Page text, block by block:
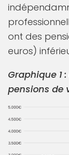
ont des
euros)
Graphique 1
pensions de